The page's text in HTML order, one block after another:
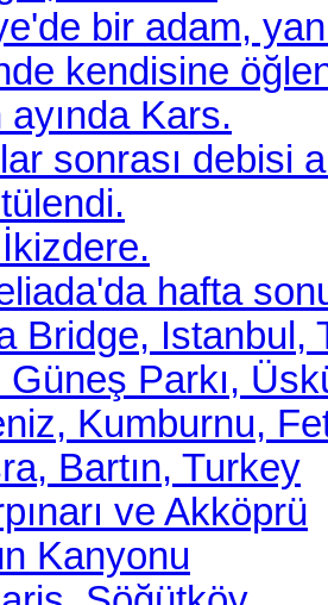
bir adam,
kendisine
ayında Kars.
sonrası debisi
hafta
Bridge, Istanbul,
Güneş Parkı,
Kumburnu,
Bartın, Turkey
ve Akköprü
Kanyonu